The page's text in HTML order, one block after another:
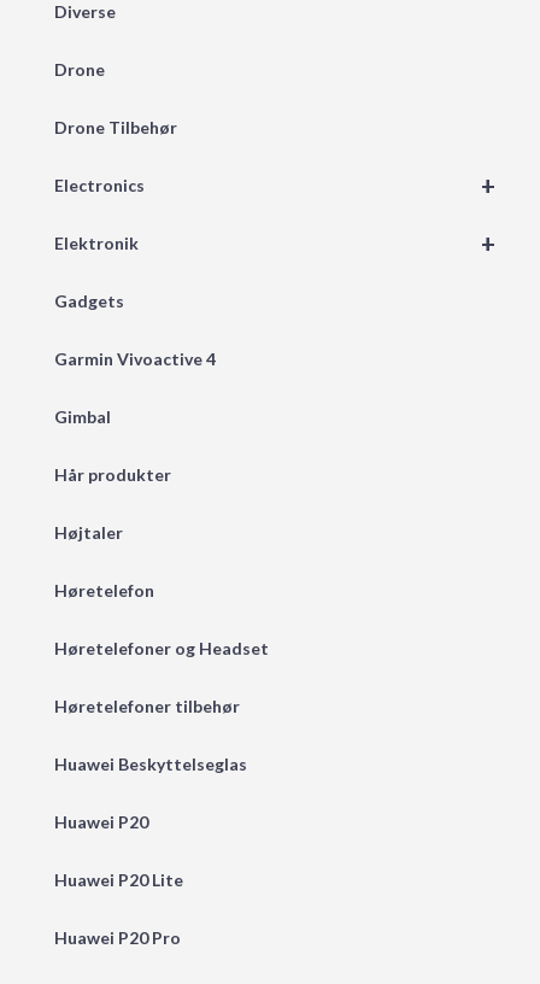
Diverse
Drone
Drone Tilbehør
+
Electronics
+
Elektronik
Gadgets
Garmin Vivoactive 4
Gimbal
Hår produkter
Højtaler
Høretelefon
Høretelefoner og Headset
Høretelefoner tilbehør
Huawei Beskyttelseglas
Huawei P20
Huawei P20 Lite
Huawei P20 Pro